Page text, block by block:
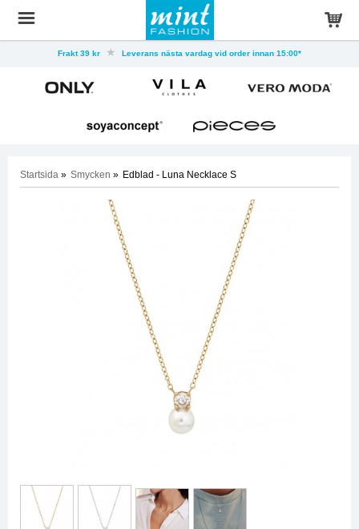
Frakt 39 kr Leverans nästa vardag vid order innan 15:00*
Startsida » Smycken » Edblad - Luna Necklace S